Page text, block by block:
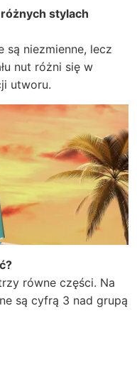
stylach
niezmienne, lecz
nut różni się w
utworu.
równe części. Na
są cyfrą 3 nad grupą